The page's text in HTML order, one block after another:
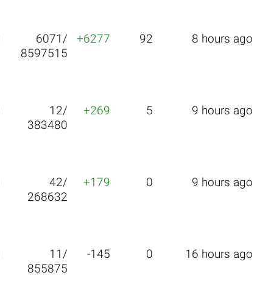
6071/
8597515
+6277 92 8 hours ago
12/
383480
+269 5 9 hours ago
42/
268632
+179 0 9 hours ago
11/
855875
-145 0 16 hours ago